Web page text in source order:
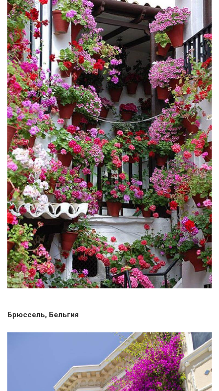
Брюссель, Бельгия